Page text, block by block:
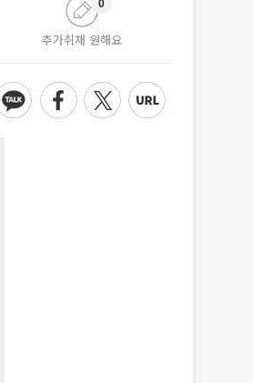
추가취재 원해요
0